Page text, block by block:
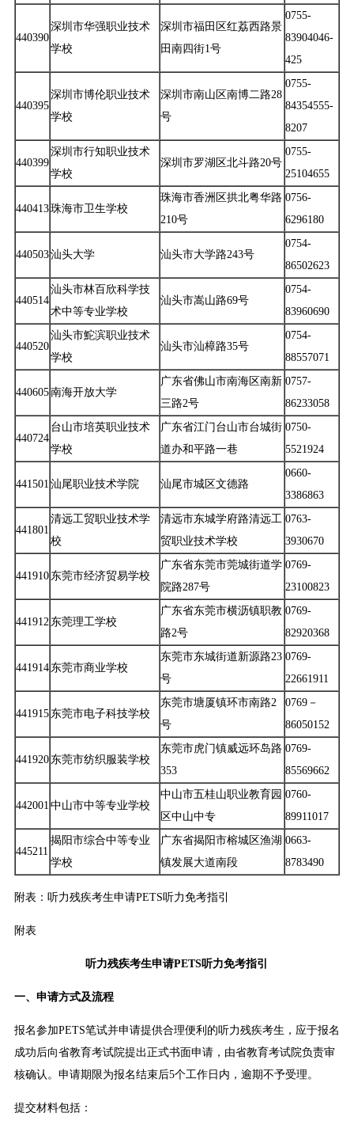
440390
深圳市华强职业技术
学校
深圳市福田区红荔西路景
田南四街1号
0755-
83904046-
425
440395
深圳市博伦职业技术
学校
深圳市南山区南博二路28
号
0755-
84354555-
8207
440399
深圳市行知职业技术
学校
深圳市罗湖区北斗路20号
0755-
25104655
440413珠海市卫生学校
珠海市香洲区拱北粤华路
210号
0756-
6296180
440503汕头大学 汕头市大学路243号
0754-
86502623
440514
汕头市林百欣科学技
术中等专业学校
汕头市嵩山路69号
0754-
83960690
440520
汕头市鮀滨职业技术
学校
汕头市汕樟路35号
0754-
88557071
440605南海开放大学
广东省佛山市南海区南新
三路2号
0757-
86233058
440724
台山市培英职业技术
学校
广东省江门台山市台城街
道办和平路一巷
0750-
5521924
441501 汕尾职业技术学院 汕尾市城区文德路
0660-
3386863
441801
清远工贸职业技术学
校
清远市东城学府路清远工
贸职业技术学校
0763-
3930670
441910 东莞市经济贸易学校
广东省东莞市莞城街道学
院路287号
0769-
23100823
441912 东莞理工学校
广东省东莞市横沥镇职教
路2号
0769-
82920368
441914 东莞市商业学校
东莞市东城街道新源路23
号
0769-
22661911
441915 东莞市电子科技学校
东莞市塘厦镇环市南路2
号
0769－
86050152
441920 东莞市纺织服装学校
东莞市虎门镇威远环岛路
353
0769-
85569662
442001 中山市中等专业学校
中山市五桂山职业教育园
区中山中专
0760-
89911017
445211
揭阳市综合中等专业
学校
广东省揭阳市榕城区渔湖
镇发展大道南段
0663-
8783490
附表：听力残疾考生申请PETS听力免考指引
附表
听力残疾考生申请PETS听力免考指引
一、申请方式及流程
报名参加PETS笔试并申请提供合理便利的听力残疾考生，应于报名
成功后向省教育考试院提出正式书面申请，由省教育考试院负责审
核确认。申请期限为报名结束后5个工作日内，逾期不予受理。
提交材料包括：